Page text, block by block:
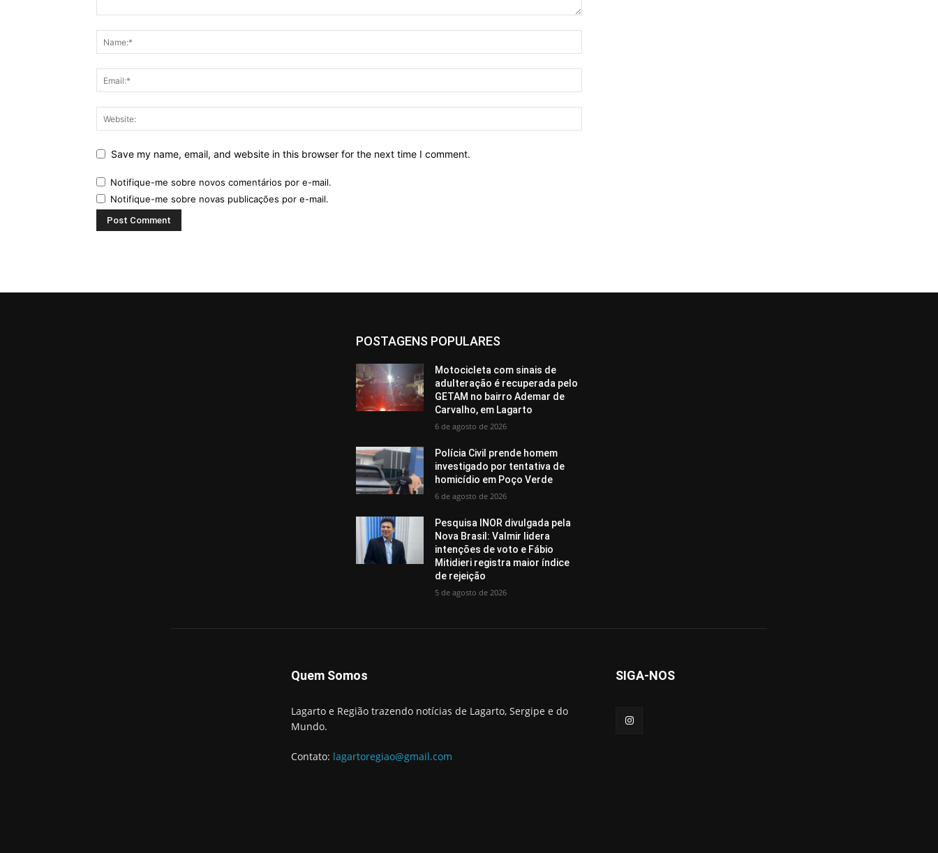
Save my name, email, and website in this browser for the next time I comment.
Notifique-me sobre novos comentários por e-mail.
Notifique-me sobre novas publicações por e-mail.
POSTAGENS POPULARES
Motocicleta com sinais de
adulteração é recuperada pelo
GETAM no bairro Ademar de
Carvalho, em Lagarto
6 de agosto de 2026
Polícia Civil prende homem
investigado por tentativa de
homicídio em Poço Verde
6 de agosto de 2026
Pesquisa INOR divulgada pela
Nova Brasil: Valmir lidera
intenções de voto e Fábio
Mitidieri registra maior índice
de rejeição
5 de agosto de 2026
Quem Somos
Lagarto e Região trazendo notícias de Lagarto, Sergipe e do
Mundo.
Contato: lagartoregiao@gmail.com
SIGA-NOS